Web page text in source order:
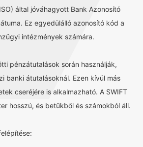
által jóváhagyott Bank Azonosító
Ez egyedülálló azonosító kód a
intézmények számára.
pénzátutalások során használják,
banki átutalásoknál. Ezen kívül más
cseréjére is alkalmazható. A SWIFT
hosszú, és betűkből és számokból áll.